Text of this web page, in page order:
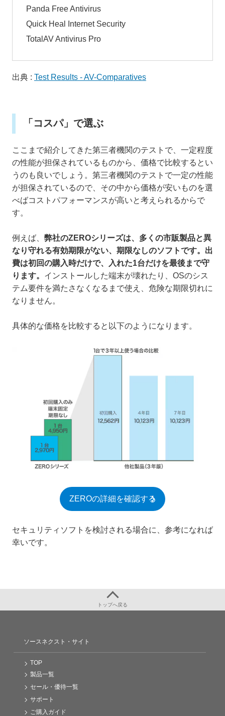
Panda Free Antivirus
Quick Heal Internet Security
TotalAV Antivirus Pro
出典 : Test Results - AV-Comparatives
「コスパ」で選ぶ
ここまで紹介してきた第三者機関のテストで、一定程度
の性能が担保されているものから、価格で比較するとい
うのも良いでしょう。第三者機関のテストで一定の性能
が担保されているので、その中から価格が安いものを選
べばコストパフォーマンスが高いと考えられるからで
す。
例えば、 弊社のZEROシリーズは、多くの市販製品と異
なり守れる有効期限がない、期限なしのソフトです。出
費は初回の購入時だけで、入れた1台だけを最後まで守
ります。 インストールした端末が壊れたり、OSのシス
テム要件を満たさなくなるまで使え、危険な期限切れに
なりません。
具体的な価格を比較すると以下のようになります。
ZEROの詳細を確認する
セキュリティソフトを検討される場合に、参考になれば
幸いです。
トップへ戻る
ソースネクスト・サイト
TOP
製品一覧
セール・優待一覧
サポート
ご購入ガイド